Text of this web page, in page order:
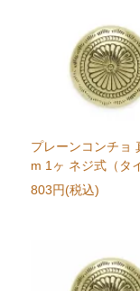
プレーンコンチョ
m 1ヶ ネジ式（タ
803円(税込)